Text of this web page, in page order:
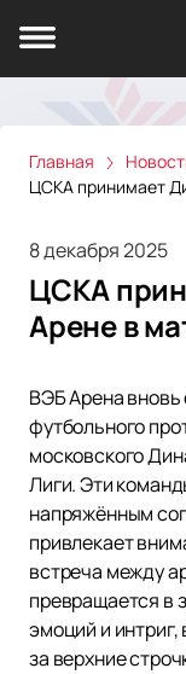
Главная
ЦСКА принимает
8 декабря 2025
ЦСКА
Арене в
ВЭБ Арена вновь
футбольного
московского
Лиги. Эти
напряжённым
привлекает
встреча между
превращается в
эмоций и
за верхние